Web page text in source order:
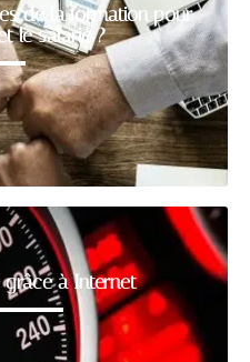
de la formation pour
le salarié ?
grâce à Internet